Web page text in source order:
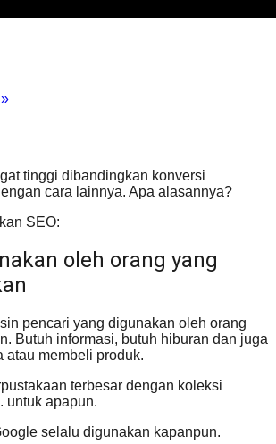
tinggi dibandingkan konversi
cara lainnya. Apa alasannya?
SEO:
oleh orang yang
pencari yang digunakan oleh orang
Butuh informasi, butuh hiburan dan juga
atau membeli produk.
terbesar dengan koleksi
untuk apapun.
selalu digunakan kapanpun.